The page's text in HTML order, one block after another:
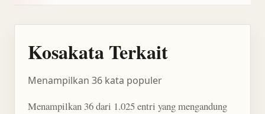
Kosakata Terkait
Menampilkan 36 kata populer
Menampilkan 36 dari 1.025 entri yang mengandung